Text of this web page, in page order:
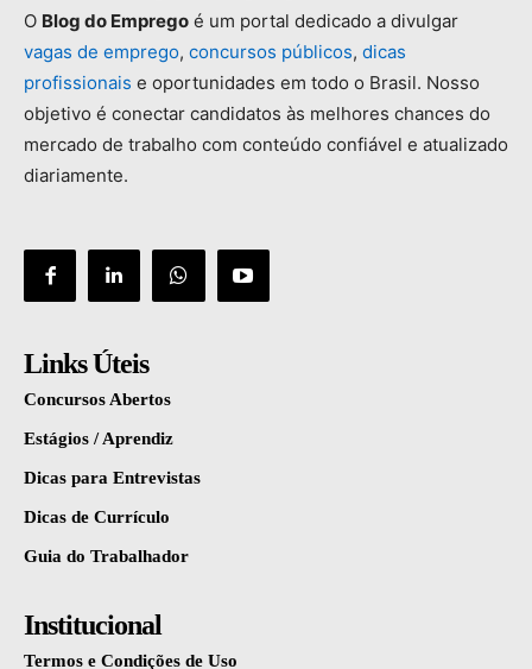
O Blog do Emprego é um portal dedicado a divulgar
vagas de emprego, concursos públicos, dicas
profissionais e oportunidades em todo o Brasil. Nosso
objetivo é conectar candidatos às melhores chances do
mercado de trabalho com conteúdo confiável e atualizado
diariamente.
Links Úteis
Concursos Abertos
Estágios / Aprendiz
Dicas para Entrevistas
Dicas de Currículo
Guia do Trabalhador
Institucional
Termos e Condições de Uso